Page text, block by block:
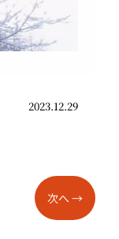
2023.12.29
次へ →